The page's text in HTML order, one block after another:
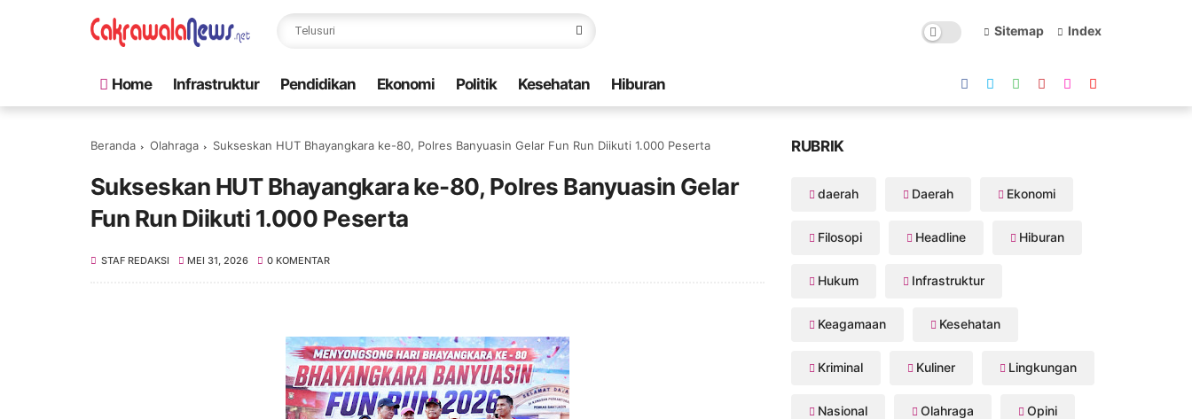
Sitemap Index
Home Infrastruktur Pendidikan Ekonomi Politik Kesehatan Hiburan
Beranda Olahraga Sukseskan HUT Bhayangkara ke-80, Polres Banyuasin Gelar Fun Run Diikuti 1.000 Peserta
Sukseskan HUT Bhayangkara ke-80, Polres Banyuasin Gelar
Fun Run Diikuti 1.000 Peserta
STAF REDAKSI MEI 31, 2026 0 KOMENTAR
RUBRIK
daerah Daerah Ekonomi
Filosopi Headline Hiburan
Hukum Infrastruktur
Keagamaan Kesehatan
Kriminal Kuliner Lingkungan
Nasional Olahraga Opini